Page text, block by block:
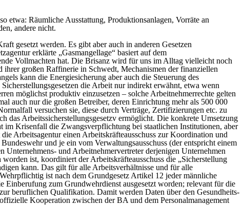
etwa: Räumliche Ausstattung, Produktionsanlagen, Vorräte an
andere nicht.
gesetzt werden. Es gibt aber auch in anderen Gesetzen
erklärte „Gasmangellage“ basiert auf dem
Vollmachten hat. Die Brisanz wird für uns im Alltag vielleicht noch
großen Raffinerie in Schwedt, Mechanismen der finanziellen
kann die Energiesicherung aber auch die Steuerung des
die Arbeit nur indirekt erwähnt, etwa wenn
möglichst produktiv einzusetzen – solche Arbeitnehmerrechte gelten
auch nur die großen Betreiber, deren Einrichtung mehr als 500 000
versuchen sie, diese durch Verträge, Zertifizierungen etc. zu
Arbeitssicherstellungsgesetzv ermöglicht. Die konkrete Umsetzung
Krisenfall die Zwangsverpflichtung bei staatlichen Institutionen, aber
Arbeitsagentur einen Arbeitskräfteausschuss zur Koordination und
und je ein vom Verwaltungsausschuss (der entspricht einem
und Arbeitnehmervertreter derjenigen Unternehmen
ist, koordiniert der Arbeitskräfteausschuss die „Sicherstellung
kann. Das gilt für alle Arbeitsverhältnisse und für alle
ist nach dem Grundgesetz Artikel 12 jeder männliche
Einberufung zum Grundwehrdienst ausgesetzt worden; relevant für die
beruflichen Qualifikation. Damit werden Daten über den Gesundheits-
Kooperation zwischen der BA und dem Personalmanagement